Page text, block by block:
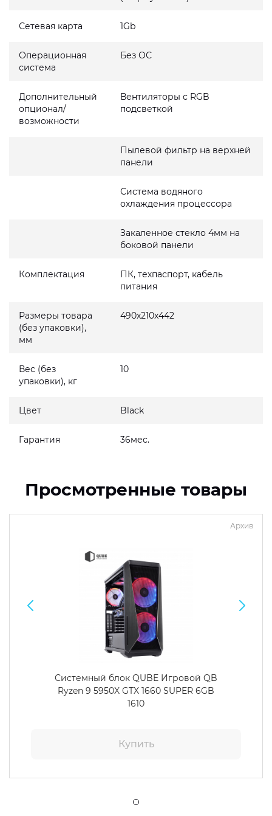
Сетевая карта 1Gb
Операционная
система
Без ОС
Дополнительный
опционал/
возможности
Вентиляторы с RGB
подсветкой
Пылевой фильтр на верхней
панели
Система водяного
охлаждения процессора
Закаленное стекло 4мм на
боковой панели
Комплектация
ПК, техпаспорт, кабель
питания
Размеры товара
(без упаковки),
мм
490x210x442
Вес (без
упаковки), кг
10
Цвет Black
Гарантия 36мес.
Просмотренные товары
Архив
Системный блок QUBE Игровой QB
Ryzen 9 5950X GTX 1660 SUPER 6GB
1610
Купить